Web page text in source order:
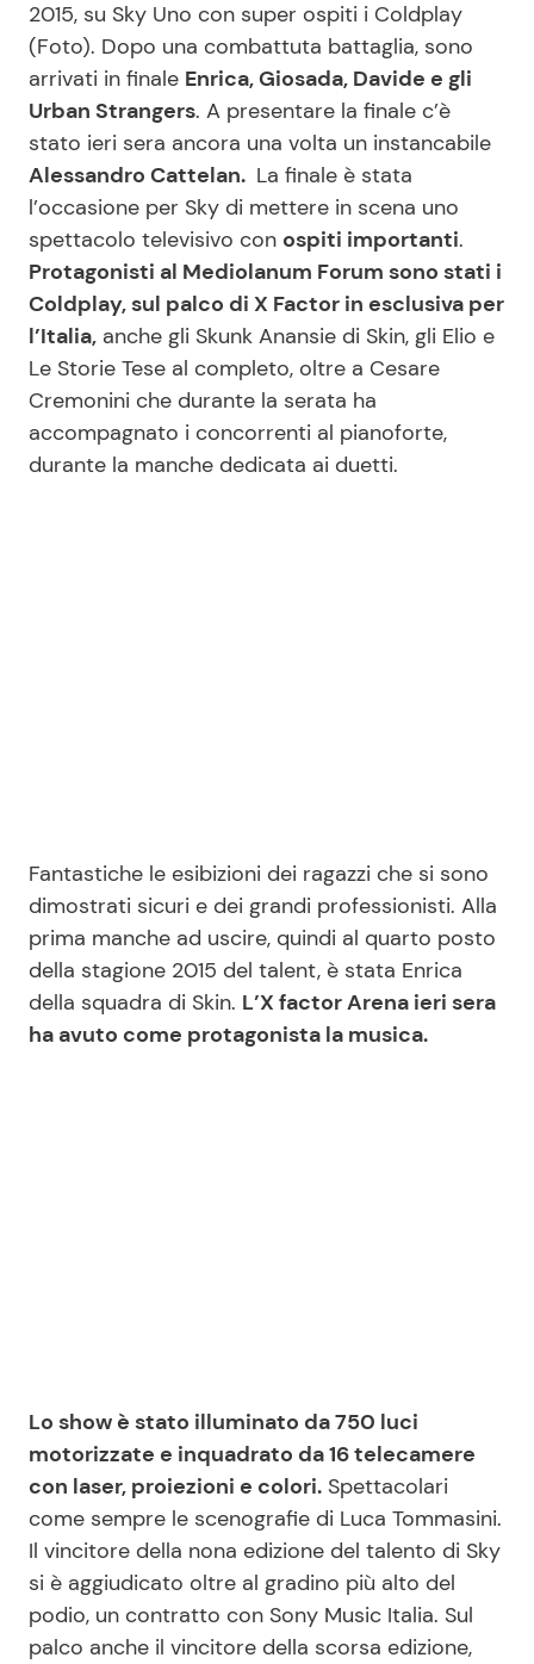
Festività Ricette per Bambini
Seguici
Info
Chi siamo
Disclaimer e Privacy
Contattaci
2015, su Sky Uno con super ospiti i Coldplay
(Foto). Dopo una combattuta battaglia, sono
arrivati in finale Enrica, Giosada, Davide e gli
Urban Strangers. A presentare la finale c’è
stato ieri sera ancora una volta un instancabile
Alessandro Cattelan. La finale è stata
l’occasione per Sky di mettere in scena uno
spettacolo televisivo con ospiti importanti.
Protagonisti al Mediolanum Forum sono stati i
Coldplay, sul palco di X Factor in esclusiva per
l’Italia, anche gli Skunk Anansie di Skin, gli Elio e
Le Storie Tese al completo, oltre a Cesare
Cremonini che durante la serata ha
accompagnato i concorrenti al pianoforte,
durante la manche dedicata ai duetti.
Fantastiche le esibizioni dei ragazzi che si sono
dimostrati sicuri e dei grandi professionisti. Alla
prima manche ad uscire, quindi al quarto posto
della stagione 2015 del talent, è stata Enrica
della squadra di Skin. L’X factor Arena ieri sera
ha avuto come protagonista la musica.
Lo show è stato illuminato da 750 luci
motorizzate e inquadrato da 16 telecamere
con laser, proiezioni e colori. Spettacolari
come sempre le scenografie di Luca Tommasini.
Il vincitore della nona edizione del talento di Sky
si è aggiudicato oltre al gradino più alto del
podio, un contratto con Sony Music Italia. Sul
palco anche il vincitore della scorsa edizione,